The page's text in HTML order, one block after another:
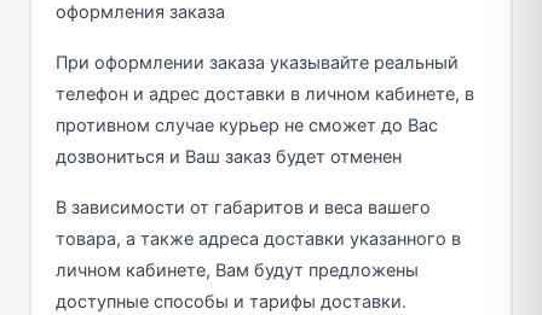
оформления заказа
При оформлении заказа указывайте реальный
телефон и адрес доставки в личном кабинете, в
противном случае курьер не сможет до Вас
дозвониться и Ваш заказ будет отменен
В зависимости от габаритов и веса вашего
товара, а также адреса доставки указанного в
личном кабинете, Вам будут предложены
доступные способы и тарифы доставки.